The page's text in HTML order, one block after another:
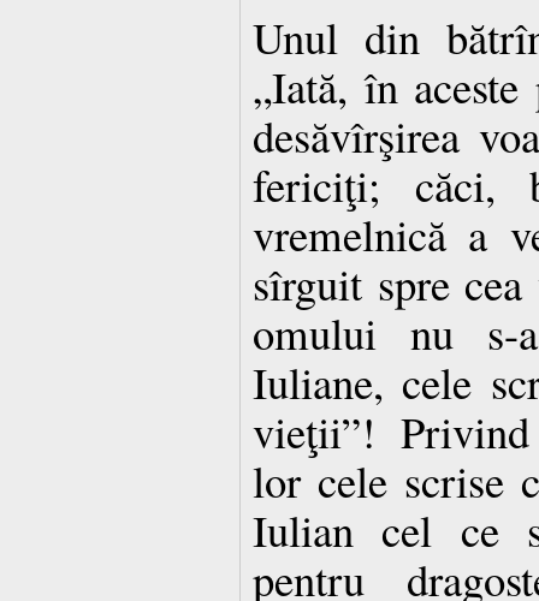
Unul din
„Iată, în aceste
desăvîrşirea
fericiţi; căci,
vremelnică a
sîrguit spre
omului nu s-
Iuliane, cele
vieţii”!
lor cele scrise
Iulian cel ce
pentru